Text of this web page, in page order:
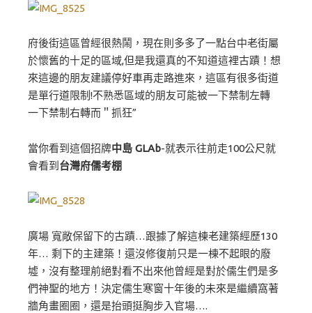
府後街這區曾經很熱鬧，現在則多多了一點台中老街屬
於懷舊的十足的區域,但是我還真的不知道這裡古蹟！想
來這邊的朋友建議停好車再走路進來，這區有很多街道
是單行道限制!不熟悉區域的朋友可能被一下禁制左轉
一下禁制右轉而＂抓狂”
當你看到這個招牌中島 GLAb-就表示往前走100公尺就
會看到 台灣府儒考棚
廣場 寬敞保留下的古蹟…跟據了解這棟老建築經歷130
年… 剩下的主建築！還沒修復前只是一棟不起眼的廢
墟，沒有整理前絕對看不出來他曾經是對於儒生們是多
們神聖的地方！決定儒生寒窗十年後的未來是繼續窩著
牆角畫圈圈，還是抬頭挺胸步入官場….